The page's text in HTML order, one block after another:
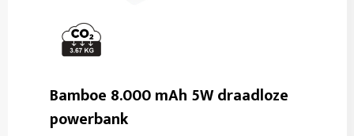
Bamboe 8.000 mAh 5W draadloze
powerbank